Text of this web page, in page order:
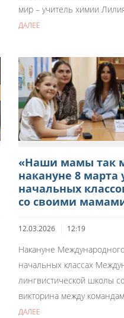
мир – учитель химии
ДАЛЕЕ
«Наши мамы так
накануне 8 марта
начальных
со своими
12.03.2026 12:19
Накануне
начальных классах
лингвистической школы
викторина между
ДАЛЕЕ